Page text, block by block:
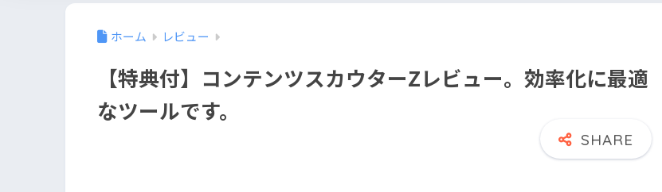
ホーム レビュー
【特典付】コンテンツスカウターZレビュー。効率化に最適
なツールです。